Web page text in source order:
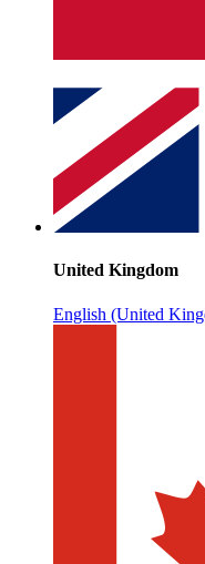
United Kingdom
English (United